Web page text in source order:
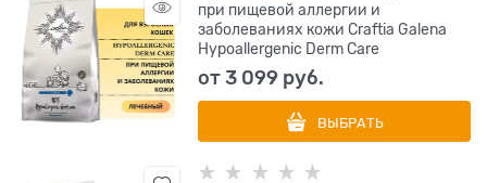
при пищевой аллергии и
заболеваниях кожи Craftia Galena
Hypoallergenic Derm Сare
от3 099 руб.
ВЫБРАТЬ